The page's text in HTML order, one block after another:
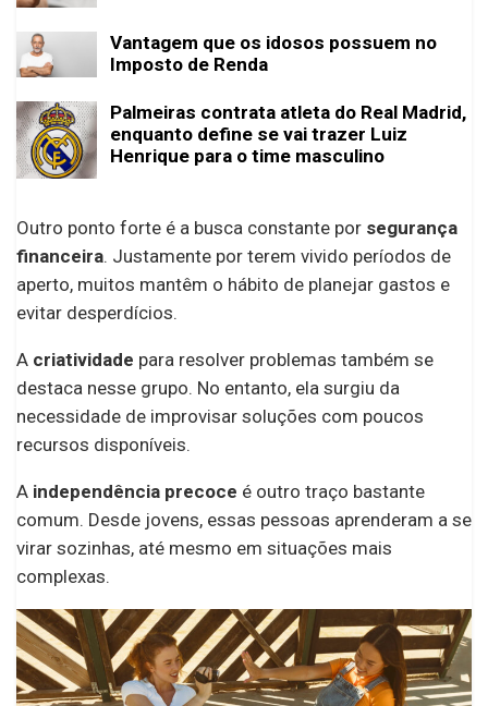
Vantagem que os idosos possuem no
Imposto de Renda
Palmeiras contrata atleta do Real Madrid,
enquanto define se vai trazer Luiz
Henrique para o time masculino
Outro ponto forte é a busca constante por segurança
financeira. Justamente por terem vivido períodos de
aperto, muitos mantêm o hábito de planejar gastos e
evitar desperdícios.
A criatividade para resolver problemas também se
destaca nesse grupo. No entanto, ela surgiu da
necessidade de improvisar soluções com poucos
recursos disponíveis.
A independência precoce é outro traço bastante
comum. Desde jovens, essas pessoas aprenderam a se
virar sozinhas, até mesmo em situações mais
complexas.